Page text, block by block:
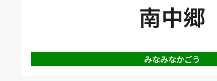
南中郷
みなみなかごう